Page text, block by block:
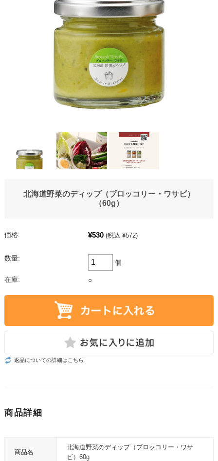
北海道野菜のディップ（ブロッコリー・ワサビ）
（60g）
価格: ¥530 (税込 ¥572)
数量:
個
在庫: ○
返品についての詳細はこちら
商品詳細
商品名
北海道野菜のディップ（ブロッコリー・ワサ
ビ）60g